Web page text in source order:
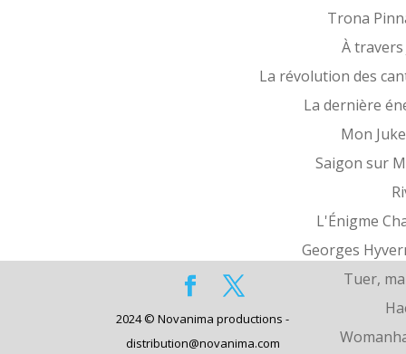
Trona
À travers
La révolution des
La dernière
Mon
Saigon sur
L'Énigme
Georges
Tuer,
2024 © Novanima productions -
distribution@novanima.com